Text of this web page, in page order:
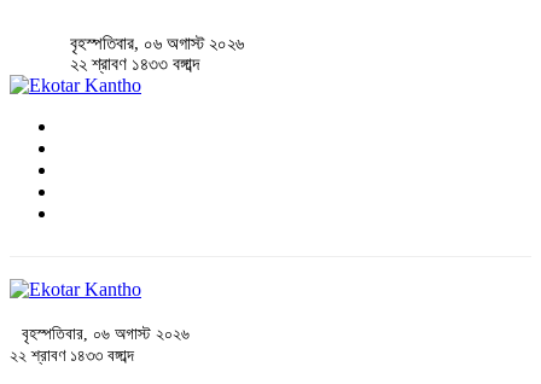
বৃহস্পতিবার, ০৬ অগাস্ট ২০২৬
২২ শ্রাবণ ১৪৩৩ বঙ্গাব্দ
বৃহস্পতিবার, ০৬ অগাস্ট ২০২৬
২২ শ্রাবণ ১৪৩৩ বঙ্গাব্দ